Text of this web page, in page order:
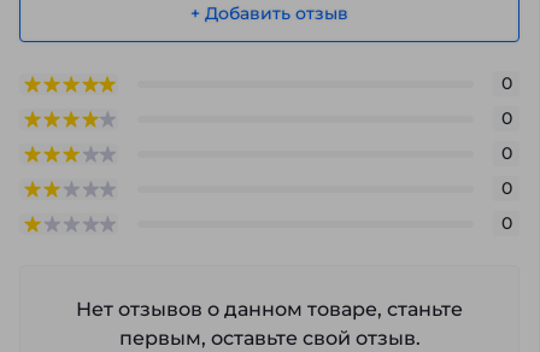
+ Добавить отзыв
0
0
0
0
0
Нет отзывов о данном товаре, станьте
первым, оставьте свой отзыв.